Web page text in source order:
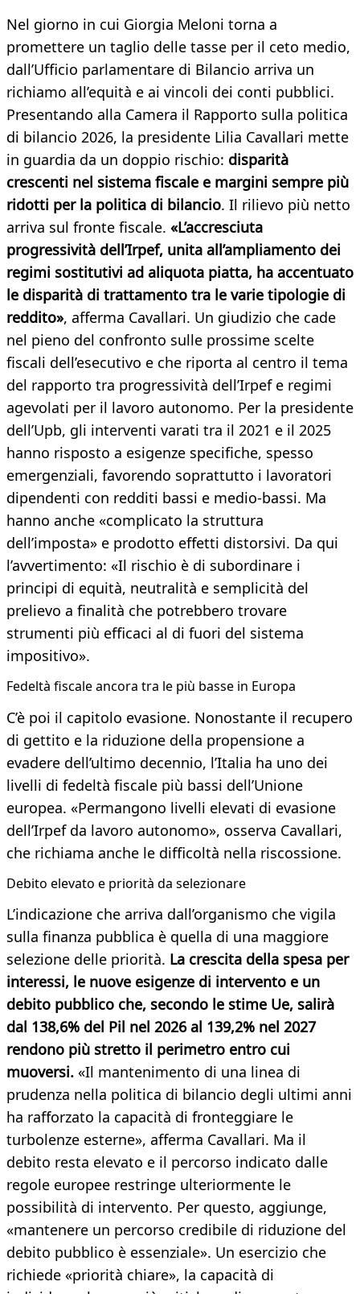
Nel giorno in cui Giorgia Meloni torna a
promettere un taglio delle tasse per il ceto medio,
dall’Ufficio parlamentare di Bilancio arriva un
richiamo all’equità e ai vincoli dei conti pubblici.
Presentando alla Camera il Rapporto sulla politica
di bilancio 2026, la presidente Lilia Cavallari mette
in guardia da un doppio rischio: disparità
crescenti nel sistema fiscale e margini sempre più
ridotti per la politica di bilancio. Il rilievo più netto
arriva sul fronte fiscale. «L’accresciuta
progressività dell’Irpef, unita all’ampliamento dei
regimi sostitutivi ad aliquota piatta, ha accentuato
le disparità di trattamento tra le varie tipologie di
reddito», afferma Cavallari. Un giudizio che cade
nel pieno del confronto sulle prossime scelte
fiscali dell’esecutivo e che riporta al centro il tema
del rapporto tra progressività dell’Irpef e regimi
agevolati per il lavoro autonomo. Per la presidente
dell’Upb, gli interventi varati tra il 2021 e il 2025
hanno risposto a esigenze specifiche, spesso
emergenziali, favorendo soprattutto i lavoratori
dipendenti con redditi bassi e medio-bassi. Ma
hanno anche «complicato la struttura
dell’imposta» e prodotto effetti distorsivi. Da qui
l’avvertimento: «Il rischio è di subordinare i
principi di equità, neutralità e semplicità del
prelievo a finalità che potrebbero trovare
strumenti più efficaci al di fuori del sistema
impositivo».
Fedeltà fiscale ancora tra le più basse in Europa
C’è poi il capitolo evasione. Nonostante il recupero
di gettito e la riduzione della propensione a
evadere dell’ultimo decennio, l’Italia ha uno dei
livelli di fedeltà fiscale più bassi dell’Unione
europea. «Permangono livelli elevati di evasione
dell’Irpef da lavoro autonomo», osserva Cavallari,
che richiama anche le difficoltà nella riscossione.
Debito elevato e priorità da selezionare
L’indicazione che arriva dall’organismo che vigila
sulla finanza pubblica è quella di una maggiore
selezione delle priorità. La crescita della spesa per
interessi, le nuove esigenze di intervento e un
debito pubblico che, secondo le stime Ue, salirà
dal 138,6% del Pil nel 2026 al 139,2% nel 2027
rendono più stretto il perimetro entro cui
muoversi. «Il mantenimento di una linea di
prudenza nella politica di bilancio degli ultimi anni
ha rafforzato la capacità di fronteggiare le
turbolenze esterne», afferma Cavallari. Ma il
debito resta elevato e il percorso indicato dalle
regole europee restringe ulteriormente le
possibilità di intervento. Per questo, aggiunge,
«mantenere un percorso credibile di riduzione del
debito pubblico è essenziale». Un esercizio che
richiede «priorità chiare», la capacità di